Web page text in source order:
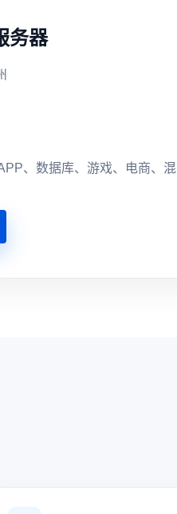
务器
、数据库、游戏、电商、混